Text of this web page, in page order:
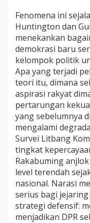
Fenomena ini
Huntington dan
menekankan
demokrasi baru
kelompok politik
Apa yang terjadi
teori itu, dimana
aspirasi rakyat
pertarungan
yang sebelumnya
mengalami
Survei Litbang
tingkat
Rakabuming
level terendah
nasional. Narasi
serius bagi jejaring
strategi defensif:
menjadikan DPR